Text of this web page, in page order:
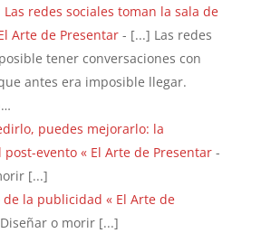
Las redes sociales toman la sala de
Arte de Presentar- [...] Las redes
tener conversaciones con
antes era imposible llegar.
puedes mejorarlo: la
evento « El Arte de Presentar-
[...]
la publicidad « El Arte de
o morir [...]